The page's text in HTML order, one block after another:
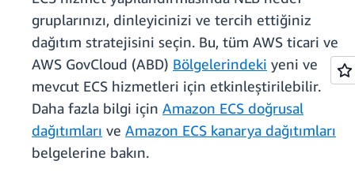
gruplarınızı, dinleyicinizi ve tercih ettiğiniz
dağıtım stratejisini seçin. Bu, tüm AWS ticari ve
AWS GovCloud (ABD) Bölgelerindeki yeni ve
mevcut ECS hizmetleri için etkinleştirilebilir.
Daha fazla bilgi için Amazon ECS doğrusal
dağıtımları ve Amazon ECS kanarya dağıtımları
belgelerine bakın.